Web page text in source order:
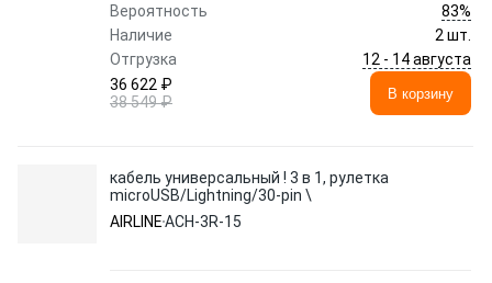
Вероятность
83%
Наличие
2 шт.
Отгрузка
12 - 14 августа
36 622 ₽
38 549 ₽
В корзину
кабель универсальный ! 3 в 1, рулетка
microUSB/Lightning/30-pin \
AIRLINEACH-3R-15